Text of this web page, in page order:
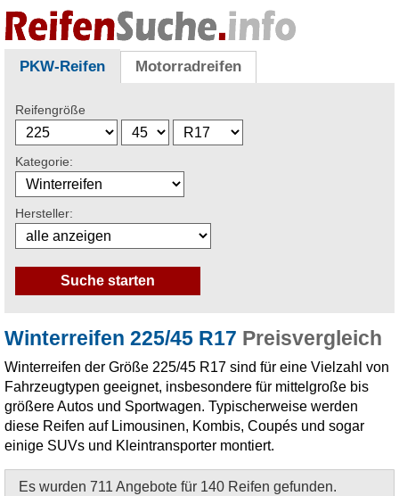
PKW-Reifen Motorradreifen
Reifengröße
Kategorie:
Hersteller:
Winterreifen 225/45 R17 Preisvergleich
Winterreifen der Größe 225/45 R17 sind für eine Vielzahl von
Fahrzeugtypen geeignet, insbesondere für mittelgroße bis
größere Autos und Sportwagen. Typischerweise werden
diese Reifen auf Limousinen, Kombis, Coupés und sogar
einige SUVs und Kleintransporter montiert.
Es wurden 711 Angebote für 140 Reifen gefunden.